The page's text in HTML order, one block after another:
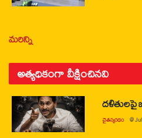
మరిన్ని
అత్యధికంగా వీక్షించినవి
దళితులపై
చైతన్యరధం @